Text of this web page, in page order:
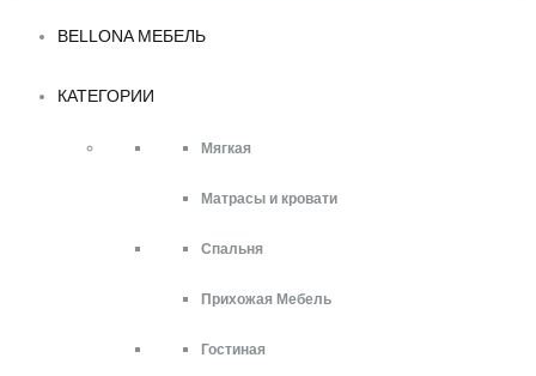
BELLONA МЕБЕЛЬ
КАТЕГОРИИ
Мягкая
Матрасы и кровати
Спальня
Прихожая Мебель
Гостиная